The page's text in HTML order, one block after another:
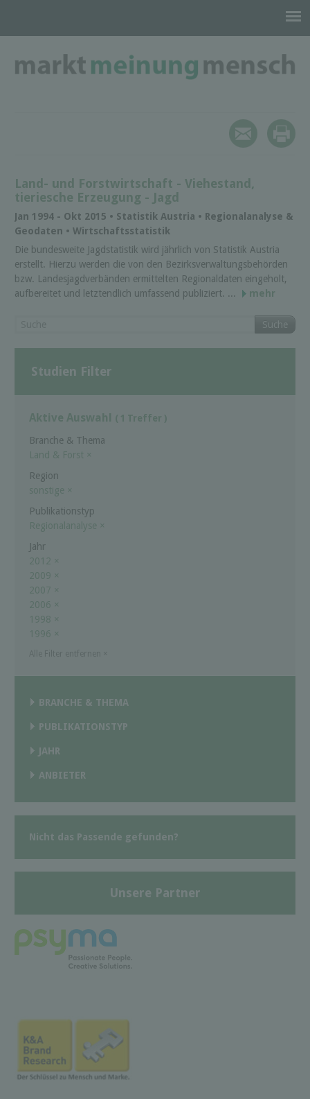
Land- und Forstwirtschaft - Viehestand,
tieriesche Erzeugung - Jagd
Jan 1994 - Okt 2015 • Statistik Austria • Regionalanalyse &
Geodaten • Wirtschaftsstatistik
Die bundesweite Jagdstatistik wird jährlich von Statistik Austria
erstellt. Hierzu werden die von den Bezirksverwaltungsbehörden
bzw. Landesjagdverbänden ermittelten Regionaldaten eingeholt,
aufbereitet und letztendlich umfassend publiziert. ...
mehr
Suche
Studien Filter
Aktive Auswahl ( 1 Treffer )
Branche & Thema
Land & Forst ×
Region
sonstige ×
Publikationstyp
Regionalanalyse ×
Jahr
2012 ×
2009 ×
2007 ×
2006 ×
1998 ×
1996 ×
BRANCHE & THEMA
PUBLIKATIONSTYP
JAHR
ANBIETER
Nicht das Passende gefunden?
Unsere Partner